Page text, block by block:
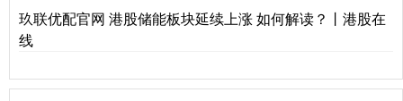
玖联优配官网 港股储能板块延续上涨 如何解读？丨港股在
线